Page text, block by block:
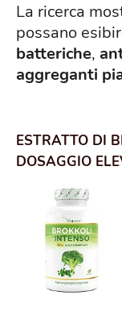
La ricerca
possano
batteriche,
aggreganti
ESTRATTO DI
DOSAGGIO